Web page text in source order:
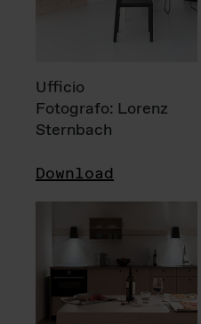
Ufficio
Fotografo: Lorenz
Sternbach
Download